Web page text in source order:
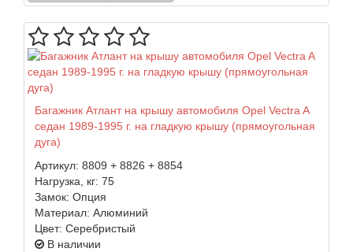
Багажник Атлант на крышу автомобиля Opel Vectra A
седан 1989-1995 г. на гладкую крышу (прямоугольная
дуга)
Артикул: 8809 + 8826 + 8854
Нагрузка, кг: 75
Замок: Опция
Материал: Алюминий
Цвет: Серебристый
В наличии